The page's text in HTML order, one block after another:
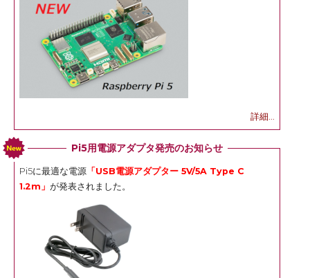
詳細...
Pi5用電源アダプタ発売のお知らせ
Pi5に最適な電源 「USB電源アダプター 5V/5A Type C
1.2m」 が発表されました。